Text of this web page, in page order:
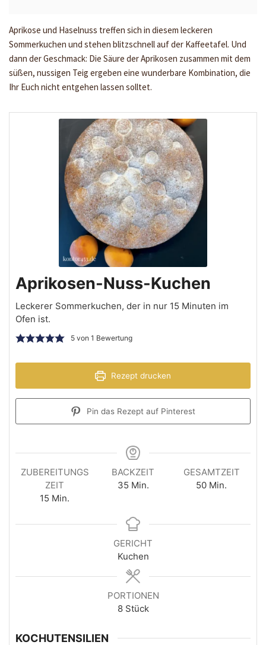
Aprikose und Haselnuss treffen sich in diesem leckeren
Sommerkuchen und stehen blitzschnell auf der Kaffeetafel. Und
dann der Geschmack: Die Säure der Aprikosen zusammen mit dem
süßen, nussigen Teig ergeben eine wunderbare Kombination, die
Ihr Euch nicht entgehen lassen solltet.
Aprikosen-Nuss-Kuchen
Leckerer Sommerkuchen, der in nur 15 Minuten im
Ofen ist.
5von 1 Bewertung
Rezept drucken
Pin das Rezept auf Pinterest
ZUBEREITUNGS
ZEIT
15 Min.
BACKZEIT
35 Min.
GESAMTZEIT
50 Min.
GERICHT
Kuchen
PORTIONEN
8 Stück
KOCHUTENSILIEN